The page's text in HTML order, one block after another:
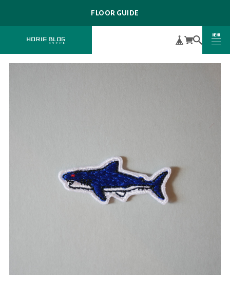
FLOOR GUIDE
MENU
CLOSE